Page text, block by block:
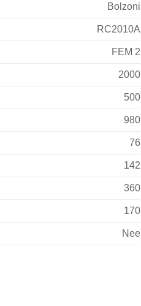
Bolzoni
RC2010A
FEM 2
2000
500
980
76
142
360
170
Nee